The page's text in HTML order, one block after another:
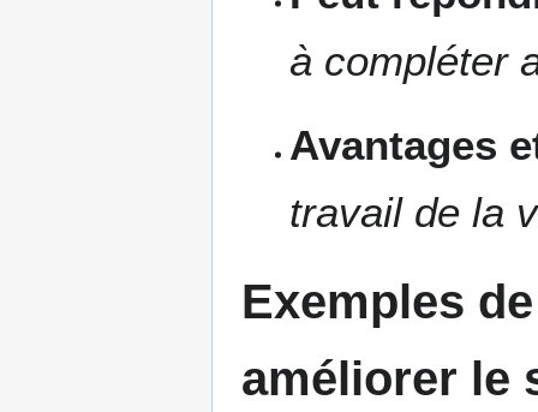
à compléter
Avantages
travail de la
Exemples
améliorer le